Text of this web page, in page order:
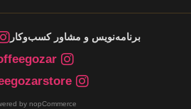
برنامه‌نویس و مشاور کسب‌وکار
coffeegozar
by nopCommerce